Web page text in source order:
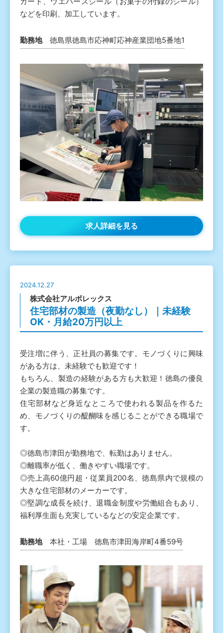
などを印刷、加工しています。
勤務地 徳島県徳島市応神町応神産業団地5番地1
求人詳細を見る
2024.12.27
株式会社アルボレックス
住宅部材の製造（夜勤なし）｜未経験
OK・月給20万円以上
受注増に伴う、正社員の募集です。モノづくりに興味
がある方は、未経験でも歓迎です！
もちろん、製造の経験がある方も大歓迎！徳島の優良
企業の製造職の募集です。
住宅部材など身近なところで使われる製品を作るた
め、モノづくりの醍醐味を感じることができる職場で
す。
◎徳島市津田が勤務地で、転勤はありません。
◎離職率が低く、働きやすい職場です。
◎売上高60億円超・従業員200名、徳島県内で規模の
大きな住宅部材のメーカーです。
◎堅調な成長を続け、退職金制度や労働組合もあり、
福利厚生面も充実しているなどの安定企業です。
勤務地 本社・工場 徳島市津田海岸町4番59号